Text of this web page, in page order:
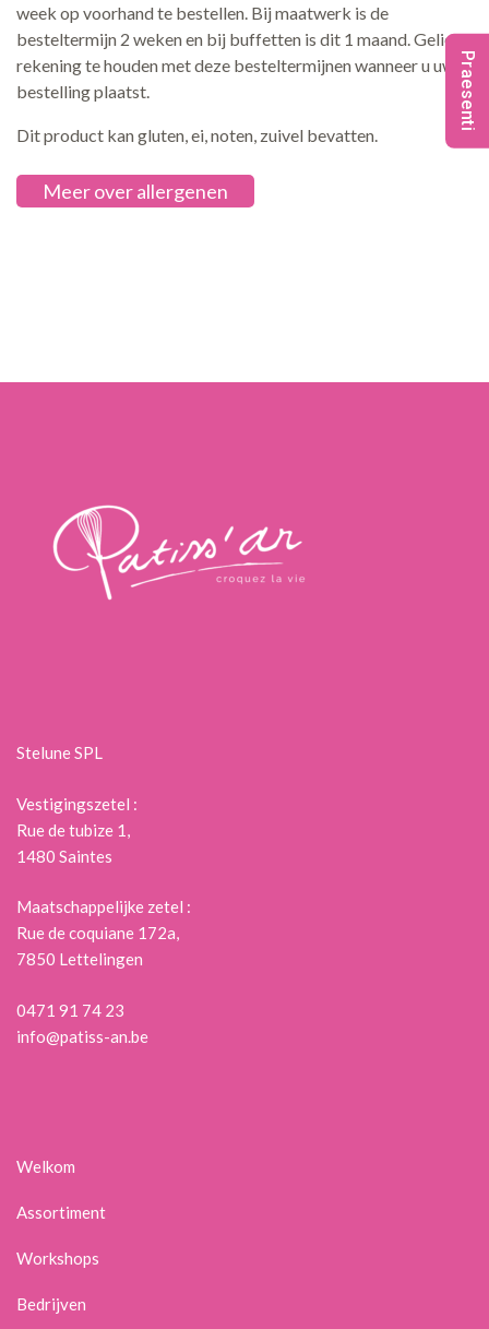
week op voorhand te bestellen. Bij maatwerk is de
besteltermijn 2 weken en bij buffetten is dit 1 maand. Gelieve
rekening te houden met deze besteltermijnen wanneer u uw
bestelling plaatst.
Dit product kan gluten, ei, noten, zuivel bevatten.
Meer over allergenen
Stelune SPL
Vestigingszetel :
Rue de tubize 1,
1480 Saintes
Maatschappelijke zetel :
Rue de coquiane 172a,
7850 Lettelingen
0471 91 74 23
info@patiss-an.be
Welkom
Assortiment
Workshops
Bedrijven
Praesenti